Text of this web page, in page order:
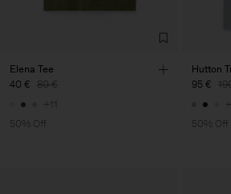
Elena Tee
40 € 80 €
+11
50% Off
Hutton
95 €
50% Off